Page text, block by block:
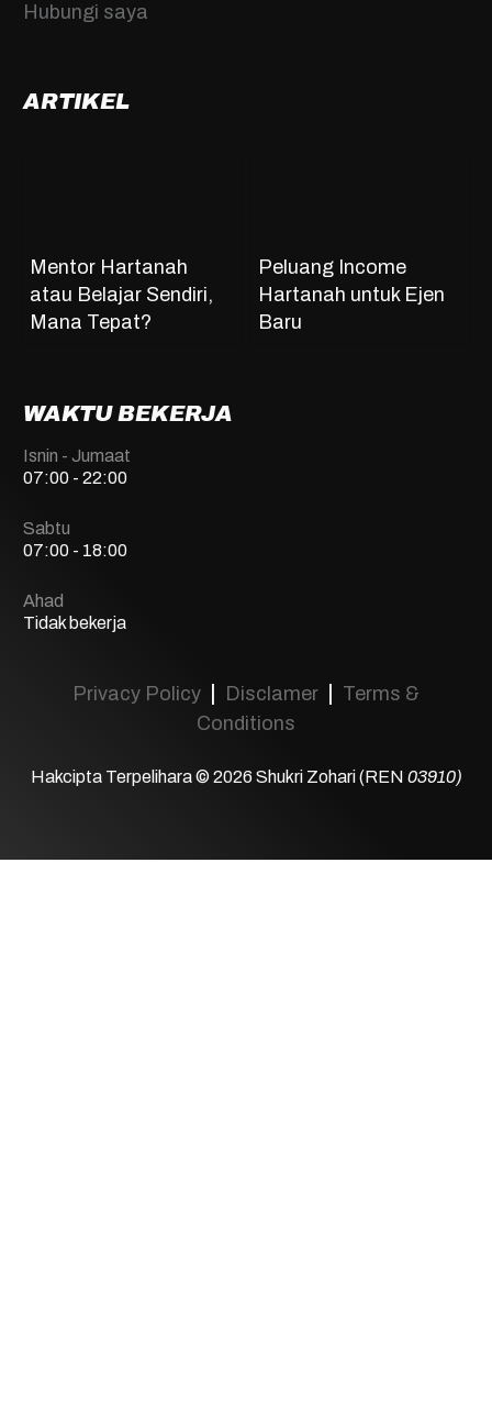
Hubungi saya
ARTIKEL
Mentor Hartanah
atau Belajar Sendiri,
Mana Tepat?
Peluang Income
Hartanah untuk Ejen
Baru
WAKTU BEKERJA
Isnin - Jumaat
07:00 - 22:00
Sabtu
07:00 - 18:00
Ahad
Tidak bekerja
Privacy Policy Disclamer
Terms &
Conditions
Hakcipta Terpelihara © 2026 Shukri Zohari (REN 03910)